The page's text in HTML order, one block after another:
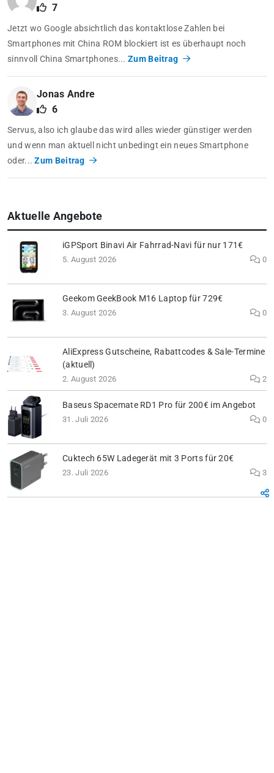
7
Jetzt wo Google absichtlich das kontaktlose Zahlen bei
Smartphones mit China ROM blockiert ist es überhaupt noch
sinnvoll China Smartphones...Zum Beitrag
Jonas Andre
6
Servus, also ich glaube das wird alles wieder günstiger werden
und wenn man aktuell nicht unbedingt ein neues Smartphone
oder...Zum Beitrag
Aktuelle Angebote
iGPSport Binavi Air Fahrrad-Navi für nur 171€
5. August 2026 0
Geekom GeekBook M16 Laptop für 729€
3. August 2026 0
AliExpress Gutscheine, Rabattcodes & Sale-Termine
(aktuell)
2. August 2026 2
Baseus Spacemate RD1 Pro für 200€ im Angebot
31. Juli 2026 0
Cuktech 65W Ladegerät mit 3 Ports für 20€
23. Juli 2026 3